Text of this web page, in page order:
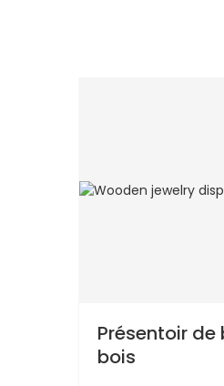
Présentoir de
bois